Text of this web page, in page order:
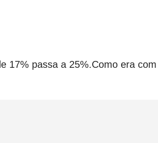
17% passa a 25%.Como era com